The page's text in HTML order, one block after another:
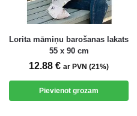
Lorita māmiņu barošanas lakats
55 x 90 cm
12.88 € ar PVN (21%)
Pievienot grozam